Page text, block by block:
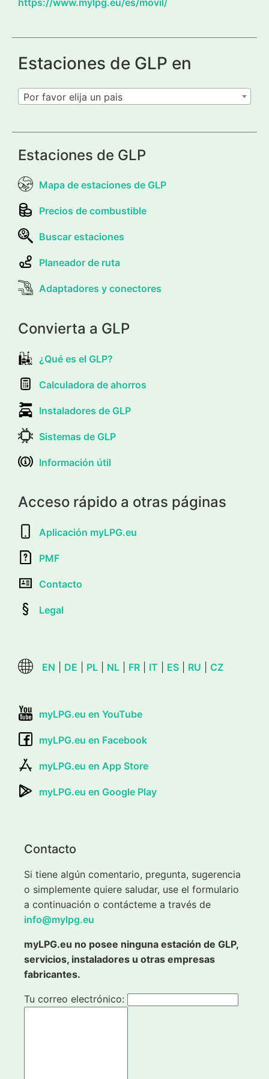
Estaciones de GLP en
Por favor elija un pais
Estaciones de GLP
Mapa de estaciones de GLP
Precios de combustible
Buscar estaciones
Planeador de ruta
Adaptadores y conectores
Convierta a GLP
¿Qué es el GLP?
Calculadora de ahorros
Instaladores de GLP
Sistemas de GLP
Información útil
Acceso rápido a otras páginas
Aplicación myLPG.eu
PMF
Contacto
Legal
EN DE PL NL FR IT ES RU CZ
myLPG.eu en YouTube
myLPG.eu en Facebook
myLPG.eu en App Store
myLPG.eu en Google Play
Contacto
Si tiene algún comentario, pregunta, sugerencia
o simplemente quiere saludar, use el formulario
a continuación o contácteme a través de
info@mylpg.eu
myLPG.eu no posee ninguna estación de GLP,
servicios, instaladores u otras empresas
fabricantes.
Tu correo electrónico: